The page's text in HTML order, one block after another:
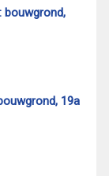
bouwgrond,
19a